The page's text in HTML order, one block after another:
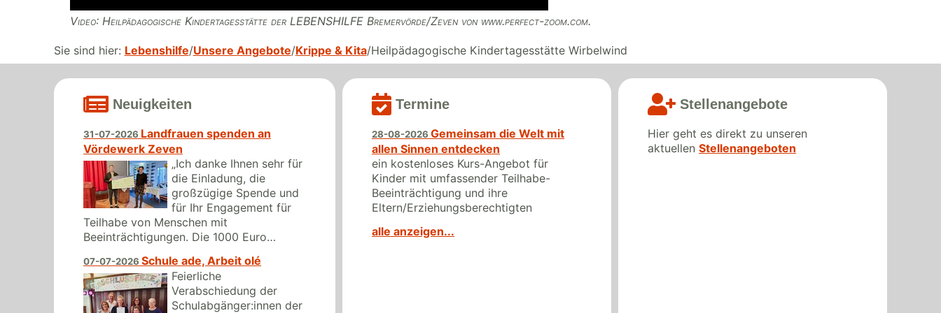
Video: Heilpädagogische Kindertagesstätte der LEBENSHILFE Bremervörde/Zeven von www.perfect-zoom.com.
Sie sind hier: Lebenshilfe Unsere Angebote Krippe & Kita Heilpädagogische Kindertagesstätte Wirbelwind
Neuigkeiten
31-07-2026 Landfrauen spenden an
Vördewerk Zeven
„Ich danke Ihnen sehr für
die Einladung, die
großzügige Spende und
für Ihr Engagement für
Teilhabe von Menschen mit
Beeinträchtigungen. Die 1000 Euro…
07-07-2026 Schule ade, Arbeit olé
Feierliche
Verabschiedung der
Schulabgänger:innen der
Termine
28-08-2026 Gemeinsam die Welt mit
allen Sinnen entdecken
ein kostenloses Kurs-Angebot für
Kinder mit umfassender Teilhabe-
Beeinträchtigung und ihre
Eltern/Erziehungsberechtigten
alle anzeigen...
Stellenangebote­­
Hier geht es direkt zu unseren
aktuellen Stellenangeboten